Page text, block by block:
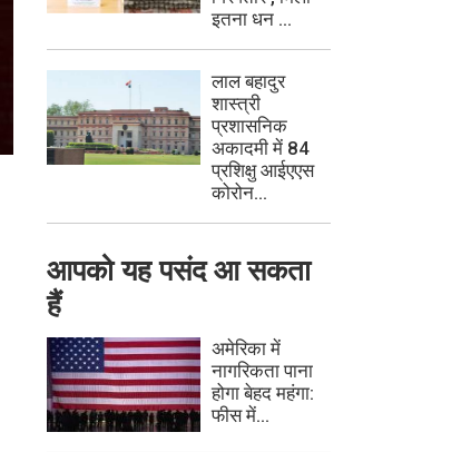
इतना धन ...
लाल बहादुर
शास्त्री
प्रशासनिक
अकादमी में 84
प्रशिक्षु आईएएस
कोरोन...
आपको यह पसंद आ सकता
हैं
अमेरिका में
नागरिकता पाना
होगा बेहद महंगा:
फीस में...